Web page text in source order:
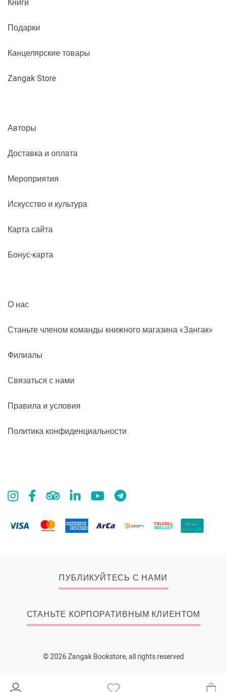
Книги
Подарки
Канцелярские товары
Zangak Store
Авторы
Доставка и оплата
Мероприятия
Искусство и культура
Карта сайта
Бонус-карта
О нас
Станьте членом команды книжного магазина «Зангак»
Филиалы
Связаться с нами
Правила и условия
Политика конфиденциальности
ПУБЛИКУЙТЕСЬ С НАМИ
СТАНЬТЕ КОРПОРАТИВНЫМ КЛИЕНТОМ
© 2026 Zangak Bookstore, all rights reserved